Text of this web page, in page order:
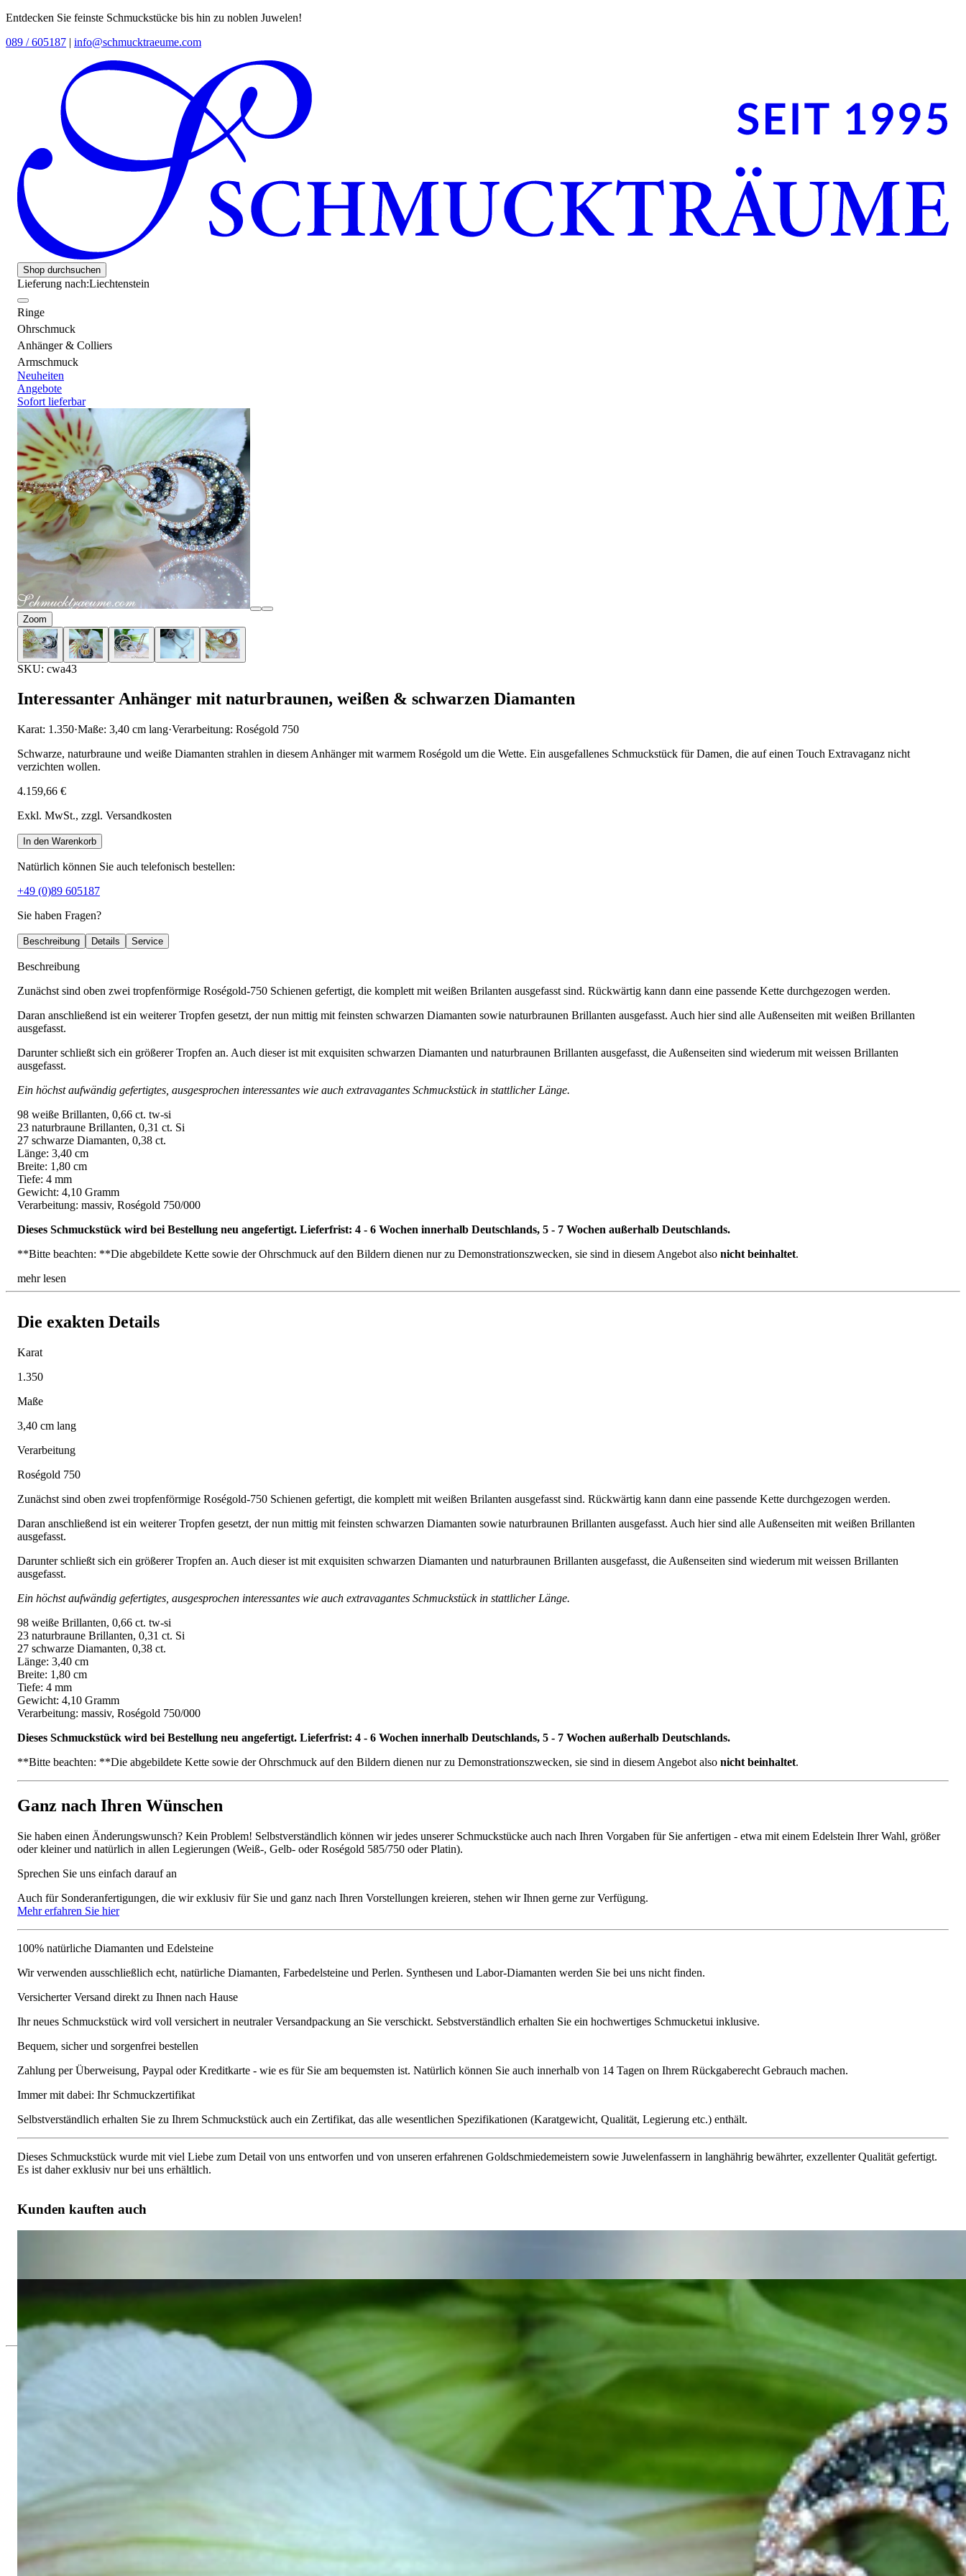
Entdecken Sie feinste Schmuckstücke bis hin zu noblen Juwelen!
089 / 605187 | info@schmucktraeume.com
Shop durchsuchen
Lieferung nach:Liechtenstein
Ringe
Ohrschmuck
Anhänger & Colliers
Armschmuck
Neuheiten
Angebote
Sofort lieferbar
Zoom
SKU: cwa43
Interessanter Anhänger mit naturbraunen, weißen & schwarzen Diamanten
Karat: 1.350·Maße: 3,40 cm lang·Verarbeitung: Roségold 750
Schwarze, naturbraune und weiße Diamanten strahlen in diesem Anhänger mit warmem Roségold um die Wette. Ein ausgefallenes Schmuckstück für Damen, die auf einen Touch Extravaganz nicht
verzichten wollen.
4.159,66 €
Exkl. MwSt., zzgl. Versandkosten
In den Warenkorb
Natürlich können Sie auch telefonisch bestellen:
+49 (0)89 605187
Sie haben Fragen?
Beschreibung Details Service
Beschreibung
Zunächst sind oben zwei tropfenförmige Roségold-750 Schienen gefertigt, die komplett mit weißen Brilanten ausgefasst sind. Rückwärtig kann dann eine passende Kette durchgezogen werden.
Daran anschließend ist ein weiterer Tropfen gesetzt, der nun mittig mit feinsten schwarzen Diamanten sowie naturbraunen Brillanten ausgefasst. Auch hier sind alle Außenseiten mit weißen Brillanten
ausgefasst.
Darunter schließt sich ein größerer Tropfen an. Auch dieser ist mit exquisiten schwarzen Diamanten und naturbraunen Brillanten ausgefasst, die Außenseiten sind wiederum mit weissen Brillanten
ausgefasst.
Ein höchst aufwändig gefertigtes, ausgesprochen interessantes wie auch extravagantes Schmuckstück in stattlicher Länge.
98 weiße Brillanten, 0,66 ct. tw-si
23 naturbraune Brillanten, 0,31 ct. Si
27 schwarze Diamanten, 0,38 ct.
Länge: 3,40 cm
Breite: 1,80 cm
Tiefe: 4 mm
Gewicht: 4,10 Gramm
Verarbeitung: massiv, Roségold 750/000
Dieses Schmuckstück wird bei Bestellung neu angefertigt. Lieferfrist: 4 - 6 Wochen innerhalb Deutschlands, 5 - 7 Wochen außerhalb Deutschlands.
**Bitte beachten: **Die abgebildete Kette sowie der Ohrschmuck auf den Bildern dienen nur zu Demonstrationszwecken, sie sind in diesem Angebot also nicht beinhaltet.
mehr lesen
Die exakten Details
Karat
1.350
Maße
3,40 cm lang
Verarbeitung
Roségold 750
Zunächst sind oben zwei tropfenförmige Roségold-750 Schienen gefertigt, die komplett mit weißen Brilanten ausgefasst sind. Rückwärtig kann dann eine passende Kette durchgezogen werden.
Daran anschließend ist ein weiterer Tropfen gesetzt, der nun mittig mit feinsten schwarzen Diamanten sowie naturbraunen Brillanten ausgefasst. Auch hier sind alle Außenseiten mit weißen Brillanten
ausgefasst.
Darunter schließt sich ein größerer Tropfen an. Auch dieser ist mit exquisiten schwarzen Diamanten und naturbraunen Brillanten ausgefasst, die Außenseiten sind wiederum mit weissen Brillanten
ausgefasst.
Ein höchst aufwändig gefertigtes, ausgesprochen interessantes wie auch extravagantes Schmuckstück in stattlicher Länge.
98 weiße Brillanten, 0,66 ct. tw-si
23 naturbraune Brillanten, 0,31 ct. Si
27 schwarze Diamanten, 0,38 ct.
Länge: 3,40 cm
Breite: 1,80 cm
Tiefe: 4 mm
Gewicht: 4,10 Gramm
Verarbeitung: massiv, Roségold 750/000
Dieses Schmuckstück wird bei Bestellung neu angefertigt. Lieferfrist: 4 - 6 Wochen innerhalb Deutschlands, 5 - 7 Wochen außerhalb Deutschlands.
**Bitte beachten: **Die abgebildete Kette sowie der Ohrschmuck auf den Bildern dienen nur zu Demonstrationszwecken, sie sind in diesem Angebot also nicht beinhaltet.
Ganz nach Ihren Wünschen
Sie haben einen Änderungswunsch? Kein Problem! Selbstverständlich können wir jedes unserer Schmuckstücke auch nach Ihren Vorgaben für Sie anfertigen - etwa mit einem Edelstein Ihrer Wahl, größer
oder kleiner und natürlich in allen Legierungen (Weiß-, Gelb- oder Roségold 585/750 oder Platin).
Sprechen Sie uns einfach darauf an
Auch für Sonderanfertigungen, die wir exklusiv für Sie und ganz nach Ihren Vorstellungen kreieren, stehen wir Ihnen gerne zur Verfügung.
Mehr erfahren Sie hier
100% natürliche Diamanten und Edelsteine
Wir verwenden ausschließlich echt, natürliche Diamanten, Farbedelsteine und Perlen. Synthesen und Labor-Diamanten werden Sie bei uns nicht finden.
Versicherter Versand direkt zu Ihnen nach Hause
Ihr neues Schmuckstück wird voll versichert in neutraler Versandpackung an Sie verschickt. Sebstverständlich erhalten Sie ein hochwertiges Schmucketui inklusive.
Bequem, sicher und sorgenfrei bestellen
Zahlung per Überweisung, Paypal oder Kreditkarte - wie es für Sie am bequemsten ist. Natürlich können Sie auch innerhalb von 14 Tagen on Ihrem Rückgaberecht Gebrauch machen.
Immer mit dabei: Ihr Schmuckzertifikat
Selbstverständlich erhalten Sie zu Ihrem Schmuckstück auch ein Zertifikat, das alle wesentlichen Spezifikationen (Karatgewicht, Qualität, Legierung etc.) enthält.
Dieses Schmuckstück wurde mit viel Liebe zum Detail von uns entworfen und von unseren erfahrenen Goldschmiedemeistern sowie Juwelenfassern in langhährig bewährter, exzellenter Qualität gefertigt.
Es ist daher exklusiv nur bei uns erhältlich.
Kunden kauften auch
Auffallende Ohrstecker mit schwarzen Diamanten, naturbraunen & weißen Brillanten
5.613,45 €
Seit 1995
Exklusiver Schmuck, Leidenschaft für das Außergewöhnliche
Hochwertiger Schmuck ist vor allem eine Frage des Vertrauens. Zugleich sollte er so einzigartig sein wie die Frau, die ihn trägt. Schmuck „von der Stange“ werden Sie daher bei uns ebenso wenig finden
Hochwertiger Schmuck ist mehr als „nur ein Accessoire“ - das ist nicht nur unsere Überzeugung, sondern auch der Gedanke, mit dem alles begann. 1995 als kleines Juweliergeschäft nahe Münchens
gegründet, hatte meine Mutter und Gründerin Gabriela Pyka vor allem eines im Blick: Exklusive Schmuckkreationen anzubieten, auf die man angesprochen wird. Gepaart mit höchster Leidenschaft für
erlesene Edelsteine und Perlen, erwuchs daraus 2002 unsere Online-Boutique für anspruchsvolle Schmuckkenner, die das Außergewöhnliche zu schätzen wissen. Seitdem bedienen wir unsere zahlreichen
Kunden aus Deutschland und der ganzen Welt ausschließlich online.
Dabei sind wir mehr als ein Juwelier, mehr als „bloß ein Onlineshop“. Wir führen keine Marken, sondern sind selbst die Marke. Wir füllen die Lücke zwischen großen Namen und „Schmuck von der
Stange“, wie er allerorts zu finden ist - mit ausgefallenen Kreationen, die wir von unseren erfahrenen Goldschmiede Meistern auf höchstem Niveau realisieren lassen. Immer ein bisschen anders, stets mit
Raffinesse und Liebe zum Detail; stilvoll wie elegant im Design, kompromisslos in der Qualität.